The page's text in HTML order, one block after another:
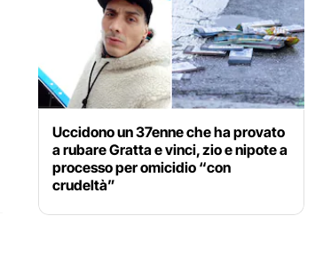
Uccidono un 37enne che ha provato
a rubare Gratta e vinci, zio e nipote a
processo per omicidio “con
crudeltà”